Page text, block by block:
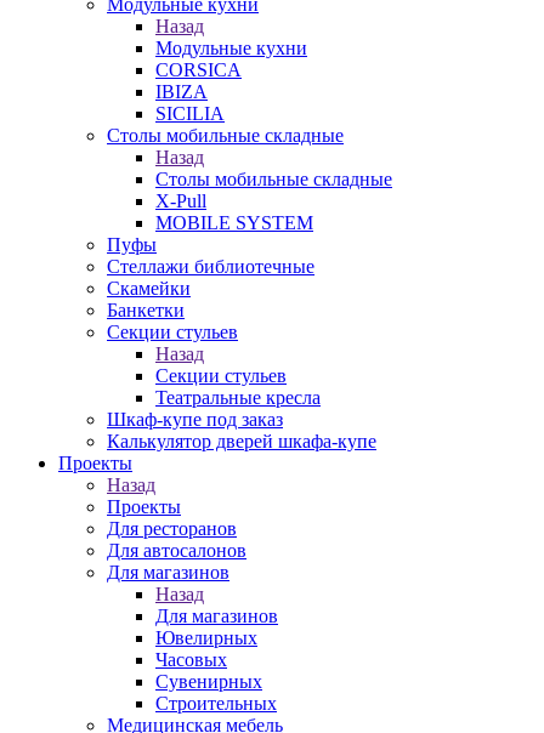
Модульные кухни
Назад
Модульные кухни
CORSICA
IBIZA
SICILIA
Столы мобильные складные
Назад
Столы мобильные складные
X-Pull
MOBILE SYSTEM
Пуфы
Стеллажи библиотечные
Скамейки
Банкетки
Секции стульев
Назад
Секции стульев
Театральные кресла
Шкаф-купе под заказ
Калькулятор дверей шкафа-купе
Проекты
Назад
Проекты
Для ресторанов
Для автосалонов
Для магазинов
Назад
Для магазинов
Ювелирных
Часовых
Сувенирных
Строительных
Медицинская мебель